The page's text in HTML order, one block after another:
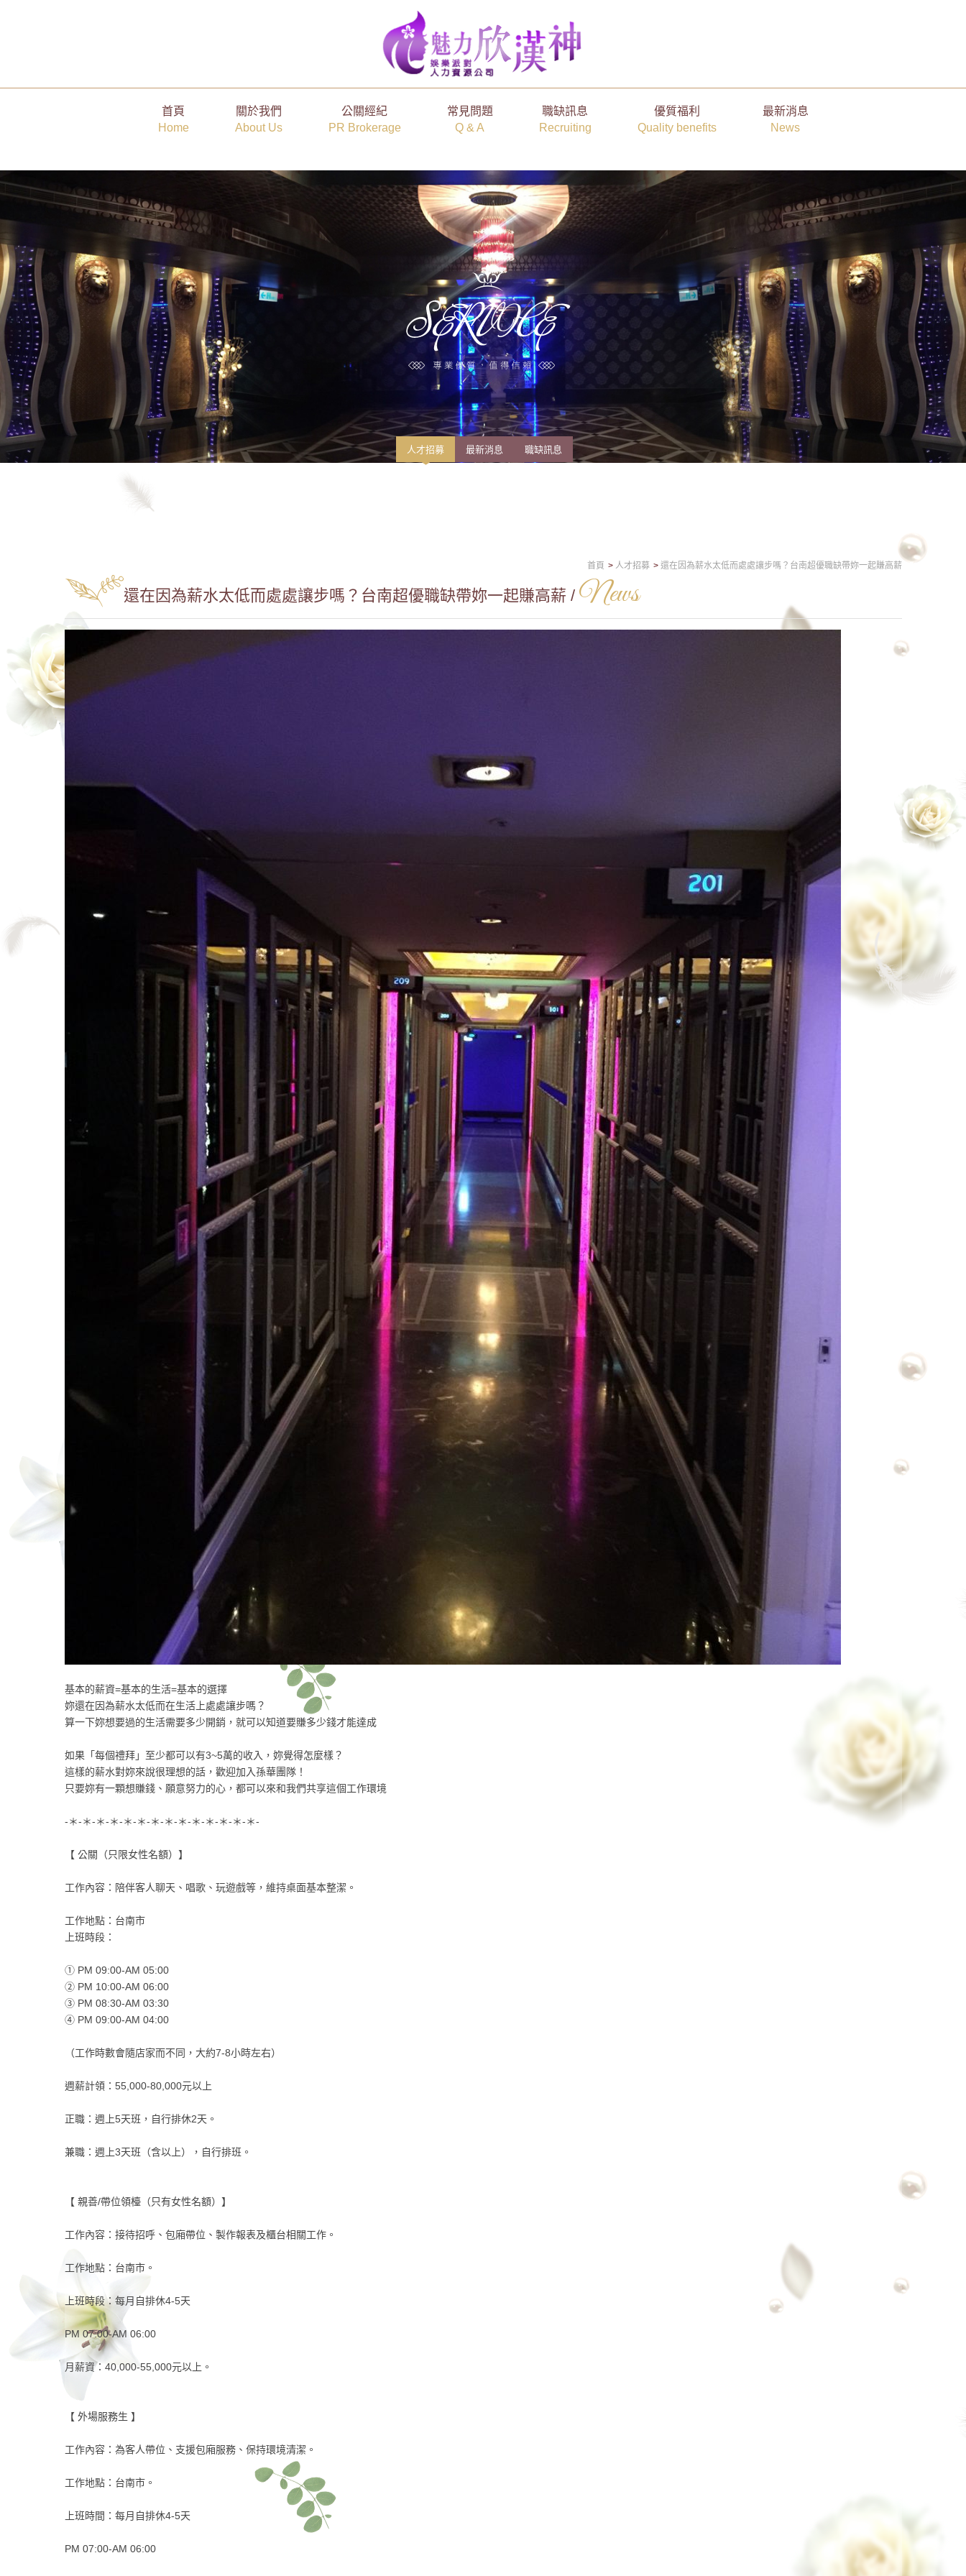
首頁
Home
關於我們
About Us
公關經紀
PR Brokerage
常見問題
Q & A
職缺訊息
Recruiting
優質福利
Quality benefits
最新消息
News
人才招募 最新消息 職缺訊息
首頁 人才招募 還在因為薪水太低而處處讓步嗎？台南超優職缺帶妳一起賺高薪
還在因為薪水太低而處處讓步嗎？台南超優職缺帶妳一起賺高薪 / News
基本的薪資=基本的生活=基本的選擇
妳還在因為薪水太低而在生活上處處讓步嗎？
算一下妳想要過的生活需要多少開銷，就可以知道要賺多少錢才能達成
如果「每個禮拜」至少都可以有3~5萬的收入，妳覺得怎麼樣？
這樣的薪水對妳來說很理想的話，歡迎加入孫華團隊！
只要妳有一顆想賺錢、願意努力的心，都可以來和我們共享這個工作環境
-＊-＊-＊-＊-＊-＊-＊-＊-＊-＊-＊-＊-＊-＊-
【 公關（只限女性名額）】
工作內容：陪伴客人聊天、唱歌、玩遊戲等，維持桌面基本整潔。
工作地點：台南市
上班時段：
① PM 09:00-AM 05:00
② PM 10:00-AM 06:00
③ PM 08:30-AM 03:30
④ PM 09:00-AM 04:00
（工作時數會隨店家而不同，大約7-8小時左右）
週薪計領：55,000-80,000元以上
正職：週上5天班，自行排休2天。
兼職：週上3天班（含以上），自行排班。
【 親善/帶位領檯（只有女性名額）】
工作內容：接待招呼、包廂帶位、製作報表及櫃台相關工作。
工作地點：台南市。
上班時段：每月自排休4-5天
PM 07:00-AM 06:00
月薪資：40,000-55,000元以上。
【 外場服務生 】
工作內容：為客人帶位、支援包廂服務、保持環境清潔。
工作地點：台南市。
上班時間：每月自排休4-5天
PM 07:00-AM 06:00